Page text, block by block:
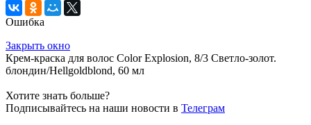
Ошибка
Закрыть окно
Крем-краска для волос Color Explosion, 8/3 Светло-золот.
блондин/Hellgoldblond, 60 мл
Хотите знать больше?
Подписывайтесь на наши новости в Телеграм